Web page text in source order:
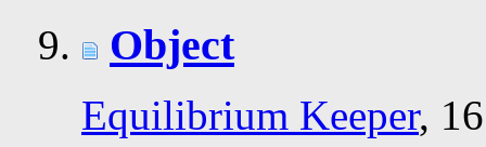
Object
Equilibrium Keeper,